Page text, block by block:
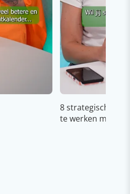
8 strategische
te werken met